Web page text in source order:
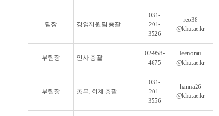
팀장 경영지원팀 총괄
031-
201-
3526
reo38
@khu.ac.kr
부팀장 인사 총괄
02-958-
4675
leenomu
@khu.ac.kr
부팀장 총무, 회계 총괄
031-
201-
3556
hanna26
@khu.ac.kr